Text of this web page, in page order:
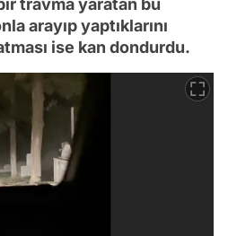
travma yaratan bu
arayıp yaptıklarını
ise kan dondurdu.